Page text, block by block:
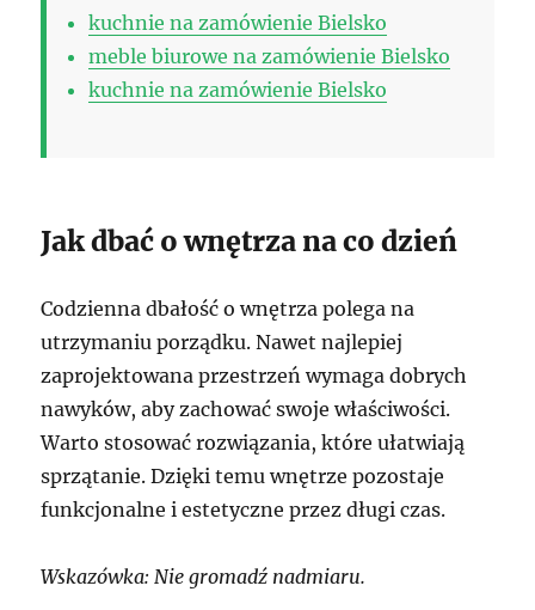
kuchnie na zamówienie Bielsko
meble biurowe na zamówienie Bielsko
kuchnie na zamówienie Bielsko
Jak dbać o wnętrza na co dzień
Codzienna dbałość o wnętrza polega na
utrzymaniu porządku. Nawet najlepiej
zaprojektowana przestrzeń wymaga dobrych
nawyków, aby zachować swoje właściwości.
Warto stosować rozwiązania, które ułatwiają
sprzątanie. Dzięki temu wnętrze pozostaje
funkcjonalne i estetyczne przez długi czas.
Wskazówka: Nie gromadź nadmiaru.